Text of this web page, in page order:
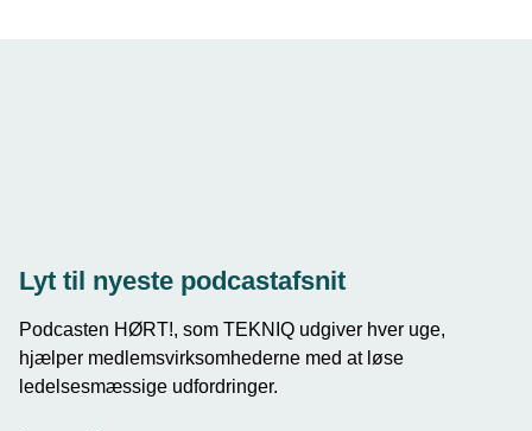
Lyt til nyeste podcastafsnit
Podcasten HØRT!, som TEKNIQ udgiver hver uge,
hjælper medlemsvirksomhederne med at løse
ledelsesmæssige udfordringer.